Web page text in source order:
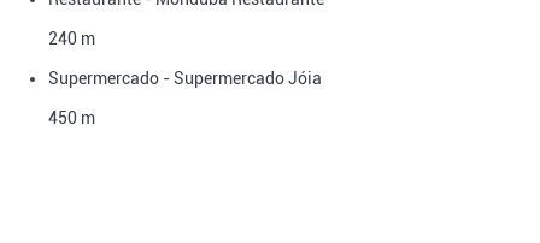
240 m
Supermercado - Supermercado Jóia
450 m